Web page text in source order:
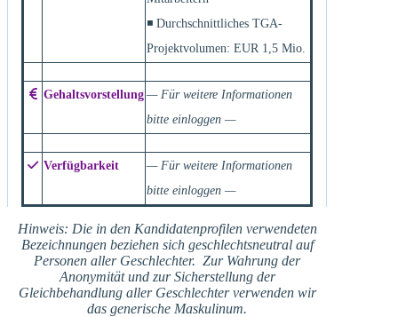
◾ Durchschnittliches TGA-
Projektvolumen: EUR 1,5 Mio.
Gehaltsvorstellung — Für weitere Informationen
bitte einloggen —
Verfügbarkeit
— Für weitere Informationen
bitte einloggen —
Hinweis: Die in den Kandidatenprofilen verwendeten
Bezeichnungen beziehen sich geschlechtsneutral auf
Personen aller Geschlechter. Zur Wahrung der
Anonymität und zur Sicherstellung der
Gleichbehandlung aller Geschlechter verwenden wir
das generische Maskulinum.